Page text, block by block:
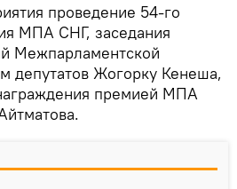
проведение 54-го
МПА СНГ, заседания
Межпарламентской
депутатов Жогорку Кенеша,
премией МПА